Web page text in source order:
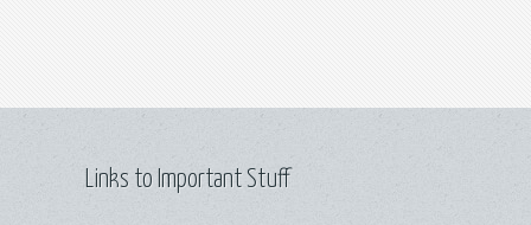
Links to Important Stuff